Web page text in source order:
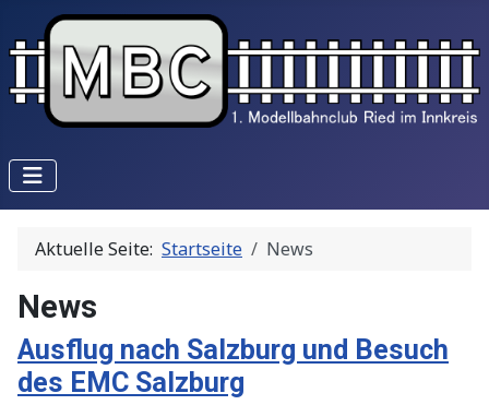
Aktuelle Seite: Startseite News
News
Ausflug nach Salzburg und Besuch
des EMC Salzburg